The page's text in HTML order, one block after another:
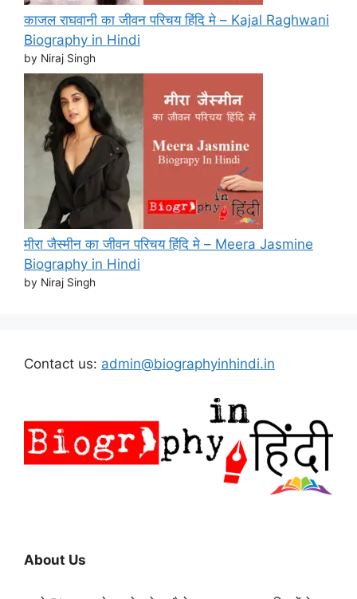
काजल राघवानी का जीवन परिचय हिंदि मे – Kajal Raghwani
Biography in Hindi
by Niraj Singh
मीरा जैस्मीन का जीवन परिचय हिंदि मे – Meera Jasmine
Biography in Hindi
by Niraj Singh
Contact us: admin@biographyinhindi.in
About Us